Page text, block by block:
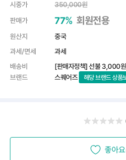
시중가 350,000원
판매가
77% 회원전용
원산지
중국
과세/면세
과세
배송비
[판매자정책] 선불 3,000원
브랜드
스퀘어즈 해당 브랜드 상품
좋아